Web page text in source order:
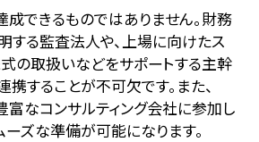
できるものではありません。財務
する監査法人や、上場に向けたス
の取扱いなどをサポートする主幹
することが不可欠です。また、
なコンサルティング会社に参加し
ーズな準備が可能になります。